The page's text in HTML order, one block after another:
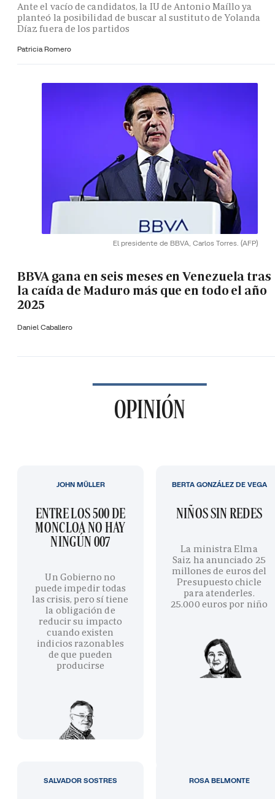
Ante el vacío de candidatos, la IU de Antonio Maíllo ya
planteó la posibilidad de buscar al sustituto de Yolanda
Díaz fuera de los partidos
Patricia Romero
El presidente de BBVA, Carlos Torres. (AFP)
BBVA gana en seis meses en Venezuela tras
la caída de Maduro más que en todo el año
2025
Daniel Caballero
OPINIÓN
ENTRE LOS 500 DE
MONCLOA NO HAY
NINGÚN 007
Un Gobierno no
puede impedir todas
las crisis, pero sí tiene
la obligación de
reducir su impacto
cuando existen
indicios razonables
de que pueden
producirse
JOHN MÜLLER
NIÑOS SIN REDES
La ministra Elma
Saiz ha anunciado 25
millones de euros del
Presupuesto chicle
para atenderles.
25.000 euros por niño
BERTA GONZÁLEZ DE VEGA
SALVADOR SOSTRES ROSA BELMONTE